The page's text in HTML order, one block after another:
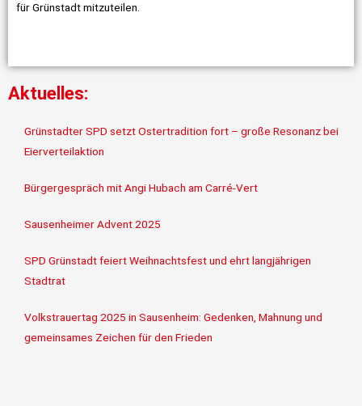
für Grünstadt mitzuteilen.
Aktuelles:
Grünstadter SPD setzt Ostertradition fort – große Resonanz bei
Eierverteilaktion
Bürgergespräch mit Angi Hubach am Carré-Vert
Sausenheimer Advent 2025
SPD Grünstadt feiert Weihnachtsfest und ehrt langjährigen
Stadtrat
Volkstrauertag 2025 in Sausenheim: Gedenken, Mahnung und
gemeinsames Zeichen für den Frieden